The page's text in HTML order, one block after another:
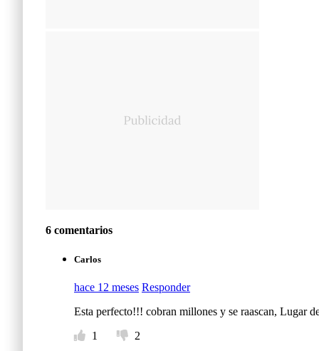
6 comentarios
Carlos
hace 12 meses Responder
Esta perfecto!!! cobran millones y se raascan, Lugar
1
2